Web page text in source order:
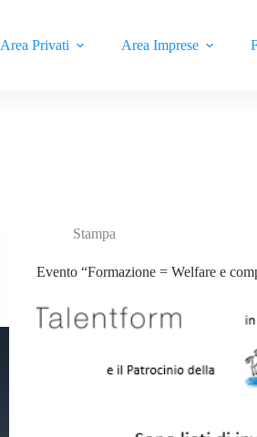
Area Privati Area Imprese
Stampa
Evento “Formazione = Welfare e